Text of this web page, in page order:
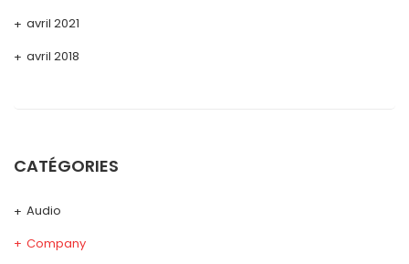
avril 2021
avril 2018
CATÉGORIES
Audio
Company